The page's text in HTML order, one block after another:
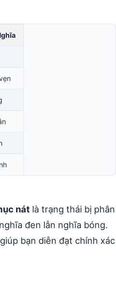
nát là trạng thái bị phân
đen lẫn nghĩa bóng.
giúp bạn diễn đạt chính xác